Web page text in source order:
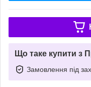
Що таке купити з
Замовлення під